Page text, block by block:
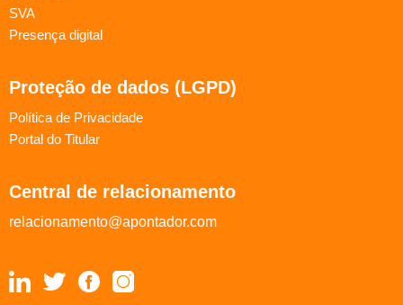
SVA
Presença digital
Proteção de dados (LGPD)
Política de Privacidade
Portal do Titular
Central de relacionamento
relacionamento@apontador.com